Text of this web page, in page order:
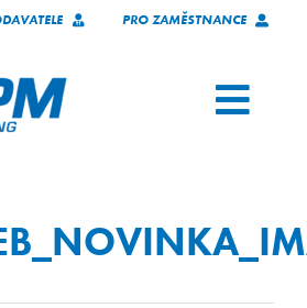
PRO ZAMĚSTNANCE